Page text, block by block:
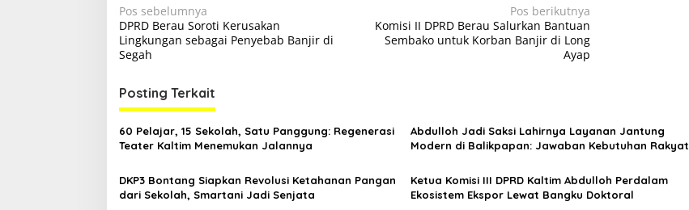
N
a
v
i
g
a
s
i
p
Pos sebelumnya
DPRD Berau Soroti Kerusakan
Lingkungan sebagai Penyebab Banjir di
Segah
Pos berikutnya
Komisi II DPRD Berau Salurkan Bantuan
Sembako untuk Korban Banjir di Long
Ayap
Posting Terkait
60 Pelajar, 15 Sekolah, Satu Panggung: Regenerasi
Teater Kaltim Menemukan Jalannya
Abdulloh Jadi Saksi Lahirnya Layanan Jantung
Modern di Balikpapan: Jawaban Kebutuhan Rakyat
DKP3 Bontang Siapkan Revolusi Ketahanan Pangan
dari Sekolah, Smartani Jadi Senjata
Ketua Komisi III DPRD Kaltim Abdulloh Perdalam
Ekosistem Ekspor Lewat Bangku Doktoral